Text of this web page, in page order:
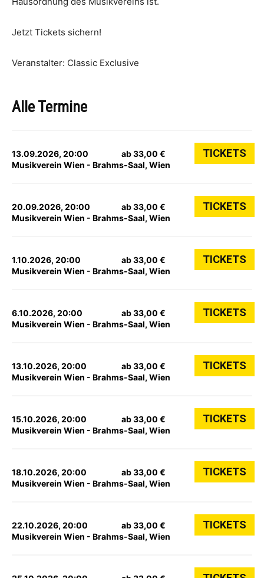
Jetzt Tickets sichern!
Veranstalter: Classic Exclusive
Alle Termine
13.09.2026, 20:00
Musikverein Wien - Brahms-Saal, Wien
ab 33,00 € TICKETS
20.09.2026, 20:00
Musikverein Wien - Brahms-Saal, Wien
ab 33,00 € TICKETS
1.10.2026, 20:00
Musikverein Wien - Brahms-Saal, Wien
ab 33,00 € TICKETS
6.10.2026, 20:00
Musikverein Wien - Brahms-Saal, Wien
ab 33,00 € TICKETS
13.10.2026, 20:00
Musikverein Wien - Brahms-Saal, Wien
ab 33,00 € TICKETS
15.10.2026, 20:00
Musikverein Wien - Brahms-Saal, Wien
ab 33,00 € TICKETS
18.10.2026, 20:00
Musikverein Wien - Brahms-Saal, Wien
ab 33,00 € TICKETS
22.10.2026, 20:00
Musikverein Wien - Brahms-Saal, Wien
ab 33,00 € TICKETS